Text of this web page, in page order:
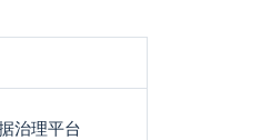
治理平台